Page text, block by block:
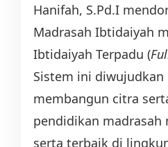
Hanifah, S.Pd.I
Madrasah Ibtidaiyah
Ibtidaiyah Terpadu (
Sistem ini diwujudkan
membangun citra
pendidikan
serta terbaik di